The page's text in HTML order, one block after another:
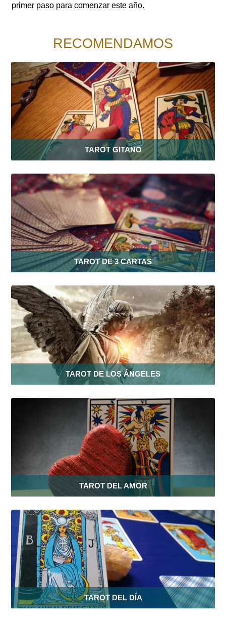
primer paso para comenzar este año.
RECOMENDAMOS
TAROT GITANO
TAROT DE 3 CARTAS
TAROT DE LOS ÁNGELES
TAROT DEL AMOR
TAROT DEL DÍA